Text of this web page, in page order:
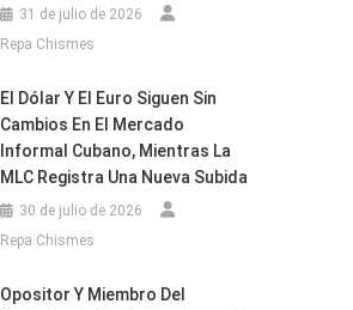
31 de julio de 2026
Repa Chismes
El Dólar Y El Euro Siguen Sin
Cambios En El Mercado
Informal Cubano, Mientras La
MLC Registra Una Nueva Subida
30 de julio de 2026
Repa Chismes
Opositor Y Miembro Del